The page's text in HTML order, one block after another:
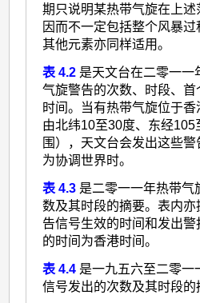
期只说明某热带气旋在上述
因而不一定包括整个风暴
其他元素亦同样适用。
表 4.2 是天文台在二零一一
气旋警告的次数、时段、
时间。当有热带气旋位于
由北纬10至30度、东经
围），天文台会发出这些
为协调世界时。
表 4.3 是二零一一年热带气
数及其时段的摘要。表内
告信号生效的时间和发出警
的时间为香港时间。
表 4.4 是一九五六至二零一
信号发出的次数及其时段的